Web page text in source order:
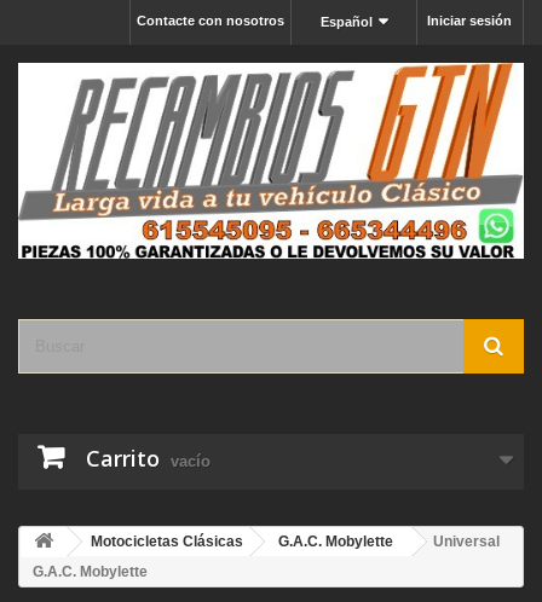
Iniciar sesión
Español
Contacte con nosotros
Carrito vacío
Motocicletas Clásicas G.A.C. Mobylette
Universal
G.A.C. Mobylette